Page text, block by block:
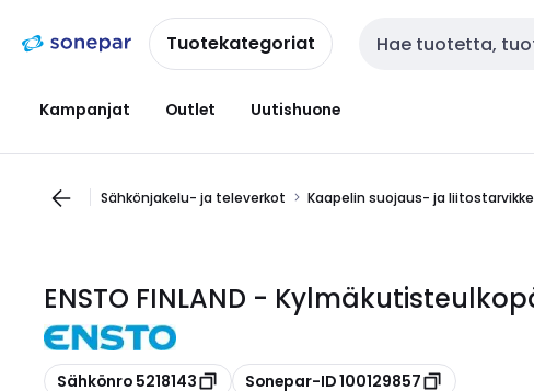
navigointiinsisältöönTuotekategoriat Haku
Kampanjat Outlet Uutishuone
Sähkönjakelu- ja televerkot Kaapelin suojaus- ja
ENSTO FINLAND -
Kopioi
Sähkönro 5218143 Kopioi
Sonepar-ID 100129857